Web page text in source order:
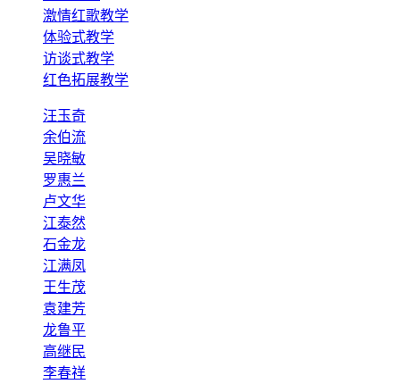
激情红歌教学
体验式教学
访谈式教学
红色拓展教学
汪玉奇
余伯流
吴晓敏
罗惠兰
卢文华
江泰然
石金龙
江满凤
王生茂
袁建芳
龙鲁平
高继民
李春祥